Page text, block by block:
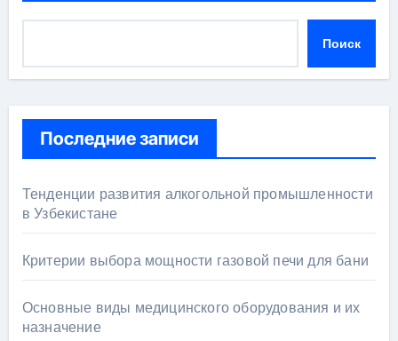
Поиск
Последние записи
Тенденции развития алкогольной промышленности
в Узбекистане
Критерии выбора мощности газовой печи для бани
Основные виды медицинского оборудования и их
назначение